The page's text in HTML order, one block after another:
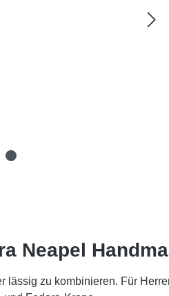
Neapel
lässig zu kombinieren. Für